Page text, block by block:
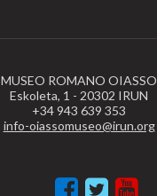
MUSEO ROMANO OIASSO
Eskoleta, 1 - 20302 IRUN
+34 943 639 353
info-oiassomuseo@irun.org